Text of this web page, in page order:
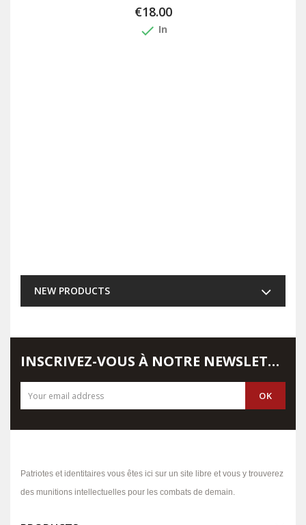
€18.00
done In
NEW PRODUCTS
INSCRIVEZ-VOUS À NOTRE NEWSLETTER
Patriotes et identitaires vous êtes ici sur un site libre et vous y trouverez
des munitions intellectuelles pour les combats de demain.